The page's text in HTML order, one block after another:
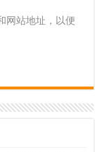
网站地址，以便